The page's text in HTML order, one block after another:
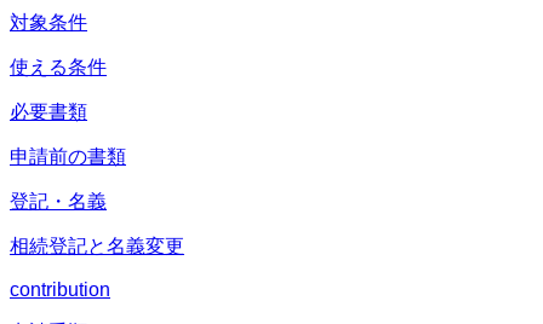
対象条件
使える条件
必要書類
申請前の書類
登記・名義
相続登記と名義変更
contribution